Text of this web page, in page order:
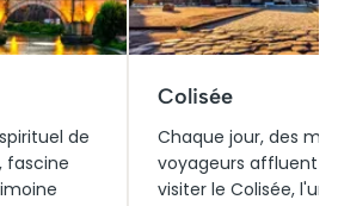
de
fascine
Colisée
Chaque jour, des
voyageurs affluent
visiter le Colisée, l'un